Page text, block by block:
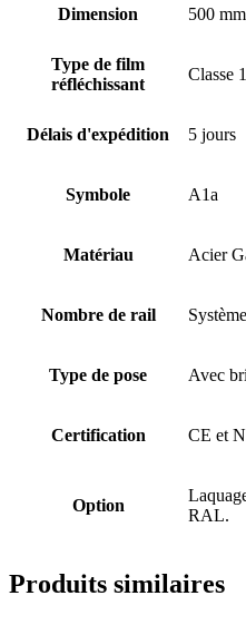
Dimension 500
Type de film
réfléchissant
Classe 1
Délais d'expédition 5 jours
Symbole A1a
Matériau Acier
Nombre de rail
Type de pose Avec
Certification CE et
Option
RAL.
Produits similaires